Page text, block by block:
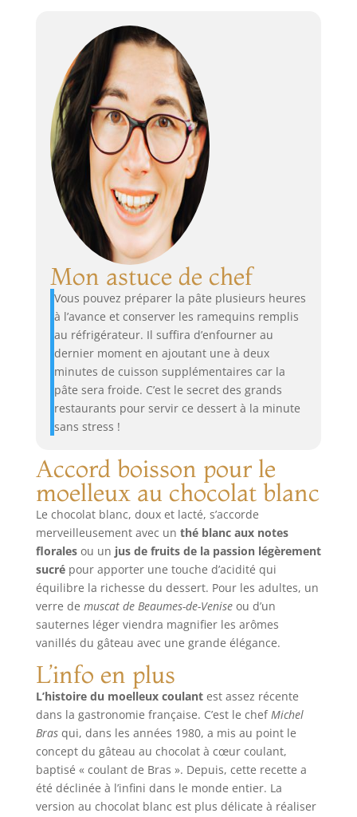
Mon astuce de chef
Vous pouvez préparer la pâte plusieurs heures
à l’avance et conserver les ramequins remplis
au réfrigérateur. Il suffira d’enfourner au
dernier moment en ajoutant une à deux
minutes de cuisson supplémentaires car la
pâte sera froide. C’est le secret des grands
restaurants pour servir ce dessert à la minute
sans stress !
Accord boisson pour le
moelleux au chocolat blanc
Le chocolat blanc, doux et lacté, s’accorde
merveilleusement avec un thé blanc aux notes
floralesou un jus de fruits de la passion légèrement
sucrépour apporter une touche d’acidité qui
équilibre la richesse du dessert. Pour les adultes, un
verre de muscat de Beaumes-de-Veniseou d’un
sauternes léger viendra magnifier les arômes
vanillés du gâteau avec une grande élégance.
L’info en plus
L’histoire du moelleux coulantest assez récente
dans la gastronomie française. C’est le chefMichel
Brasqui, dans les années 1980, a mis au point le
concept du gâteau au chocolat à cœur coulant,
baptisé « coulant de Bras ». Depuis, cette recette a
été déclinée à l’infini dans le monde entier. La
version au chocolat blanc est plus délicate à réaliser